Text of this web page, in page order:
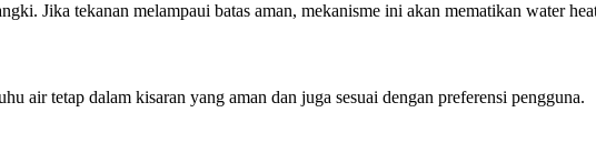
Jika tekanan melampaui batas aman, mekanisme ini akan mematikan water
air tetap dalam kisaran yang aman dan juga sesuai dengan preferensi pengguna.